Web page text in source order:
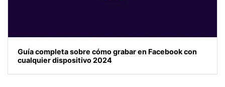
Guía completa sobre cómo grabar en Facebook con
cualquier dispositivo 2024